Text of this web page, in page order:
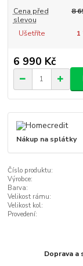
Cena před
slevou
8
Ušetříte 1
6 990 Kč
Nákup na splátky
Číslo produktu:
Výrobce:
Barva:
Velikost rámu:
Velikost kol:
Provedení:
Doprava a